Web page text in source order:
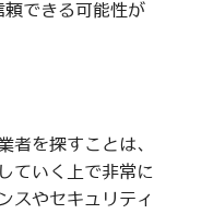
できる可能性が
者を探すことは、
ていく上で非常に
スやセキュリティ